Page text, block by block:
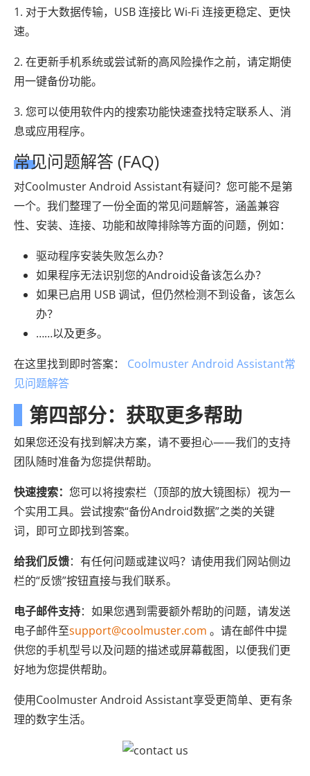
1. 对于大数据传输，USB 连接比 Wi-Fi 连接更稳定、更快
速。
2. 在更新手机系统或尝试新的高风险操作之前，请定期使
用一键备份功能。
3. 您可以使用软件内的搜索功能快速查找特定联系人、消
息或应用程序。
常见问题解答 (FAQ)
对Coolmuster Android Assistant有疑问？您可能不是第
一个。我们整理了一份全面的常见问题解答，涵盖兼容
性、安装、连接、功能和故障排除等方面的问题，例如：
驱动程序安装失败怎么办？
如果程序无法识别您的Android设备该怎么办？
如果已启用 USB 调试，但仍然检测不到设备，该怎么
办？
……以及更多。
在这里找到即时答案： Coolmuster Android Assistant常
见问题解答
第四部分：获取更多帮助
如果您还没有找到解决方案，请不要担心——我们的支持
团队随时准备为您提供帮助。
快速搜索： 您可以将搜索栏（顶部的放大镜图标）视为一
个实用工具。尝试搜索“备份Android数据”之类的关键
词，即可立即找到答案。
给我们反馈：有任何问题或建议吗？请使用我们网站侧边
栏的“反馈”按钮直接与我们联系。
电子邮件支持：如果您遇到需要额外帮助的问题，请发送
电子邮件至support@coolmuster.com 。请在邮件中提
供您的手机型号以及问题的描述或屏幕截图，以便我们更
好地为您提供帮助。
使用Coolmuster Android Assistant享受更简单、更有条
理的数字生活。